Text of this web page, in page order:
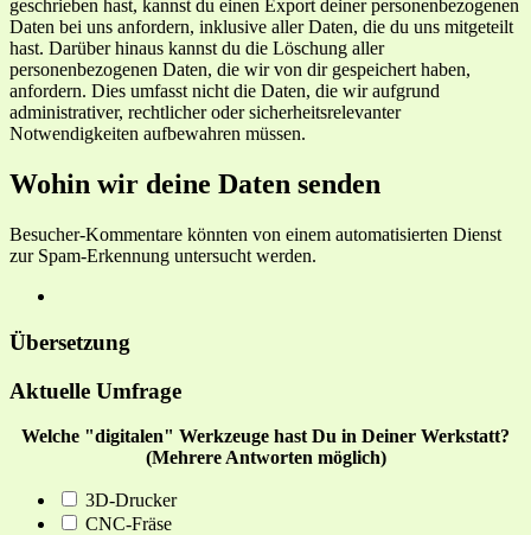
geschrieben hast, kannst du einen Export deiner personenbezogenen
Daten bei uns anfordern, inklusive aller Daten, die du uns mitgeteilt
hast. Darüber hinaus kannst du die Löschung aller
personenbezogenen Daten, die wir von dir gespeichert haben,
anfordern. Dies umfasst nicht die Daten, die wir aufgrund
administrativer, rechtlicher oder sicherheitsrelevanter
Notwendigkeiten aufbewahren müssen.
Wohin wir deine Daten senden
Besucher-Kommentare könnten von einem automatisierten Dienst
zur Spam-Erkennung untersucht werden.
Übersetzung
Aktuelle Umfrage
Welche "digitalen" Werkzeuge hast Du in Deiner Werkstatt?
(Mehrere Antworten möglich)
3D-Drucker
CNC-Fräse